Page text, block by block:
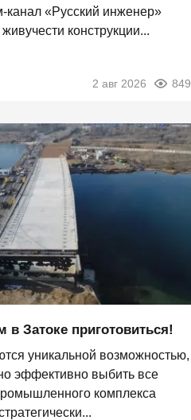
канал «Русский инженер»
конструкции...
2 авг 2026 849
Затоке приготовиться!
уникальной возможностью,
эффективно выбить все
комплекса